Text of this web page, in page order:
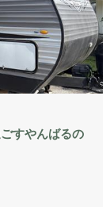
すやんばるの